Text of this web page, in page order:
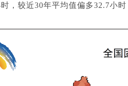
，较近30年平均值偏多32.7小